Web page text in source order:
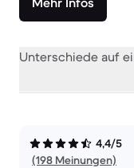
Unterschiede auf
4,4/5
(198 Meinungen)